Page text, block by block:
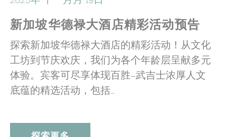
新加坡华德禄大酒店精彩活动预告
探索新加坡华德禄大酒店的精彩活动！从文化
工坊到节庆欢庆，我们为各个年龄层呈献多元
体验。宾客可尽享体现百胜—武吉士浓厚人文
底蕴的精选活动，包括…